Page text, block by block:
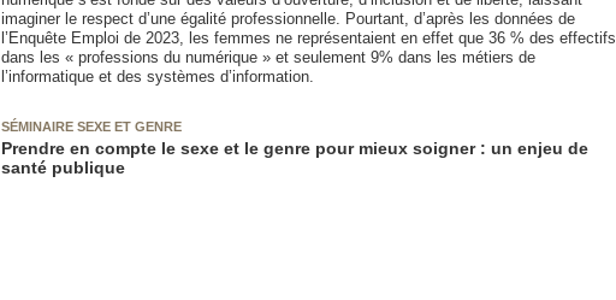
imaginer le respect d’une égalité professionnelle. Pourtant, d’après les données de
l’Enquête Emploi de 2023, les femmes ne représentaient en effet que 36 % des effectifs
dans les « professions du numérique » et seulement 9% dans les métiers de
l’informatique et des systèmes d’information.
SÉMINAIRE SEXE ET GENRE
Prendre en compte le sexe et le genre pour mieux soigner : un enjeu de
santé publique